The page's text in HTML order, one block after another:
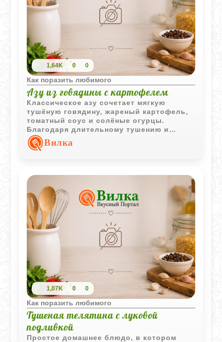
1,64K 0 0
Как поразить любимого
Азу из говядины с картофелем
Классическое азу сочетает мягкую
тушёную говядину, жареный картофель,
томатный соус и солёные огурцы.
Благодаря длительному тушению и
насыщенному соусу блюдо получается
ароматным и очень сытным.
Вилка
1,07K 0 0
Как поразить любимого
Тушеная телятина с луковой
подливкой
Простое домашнее блюдо, в котором